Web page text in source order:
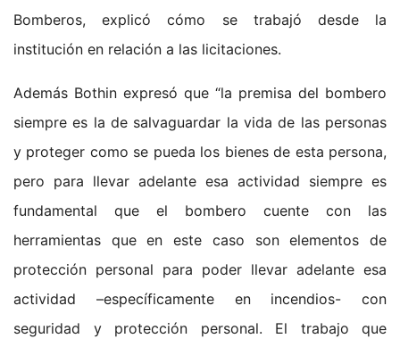
Bomberos, explicó cómo se trabajó desde la
institución en relación a las licitaciones.
Además Bothin expresó que “la premisa del bombero
siempre es la de salvaguardar la vida de las personas
y proteger como se pueda los bienes de esta persona,
pero para llevar adelante esa actividad siempre es
fundamental que el bombero cuente con las
herramientas que en este caso son elementos de
protección personal para poder llevar adelante esa
actividad –específicamente en incendios- con
seguridad y protección personal. El trabajo que